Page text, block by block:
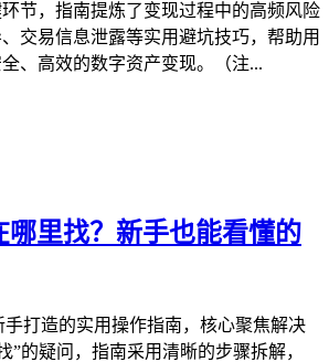
节，指南提炼了变现过程中的高频风险
交易信息泄露等实用避坑技巧，帮助用
、高效的数字资产变现。（注...
哪里找？新手也能看懂的
打造的实用操作指南，核心聚焦解决
”的疑问，指南采用清晰的步骤拆解，